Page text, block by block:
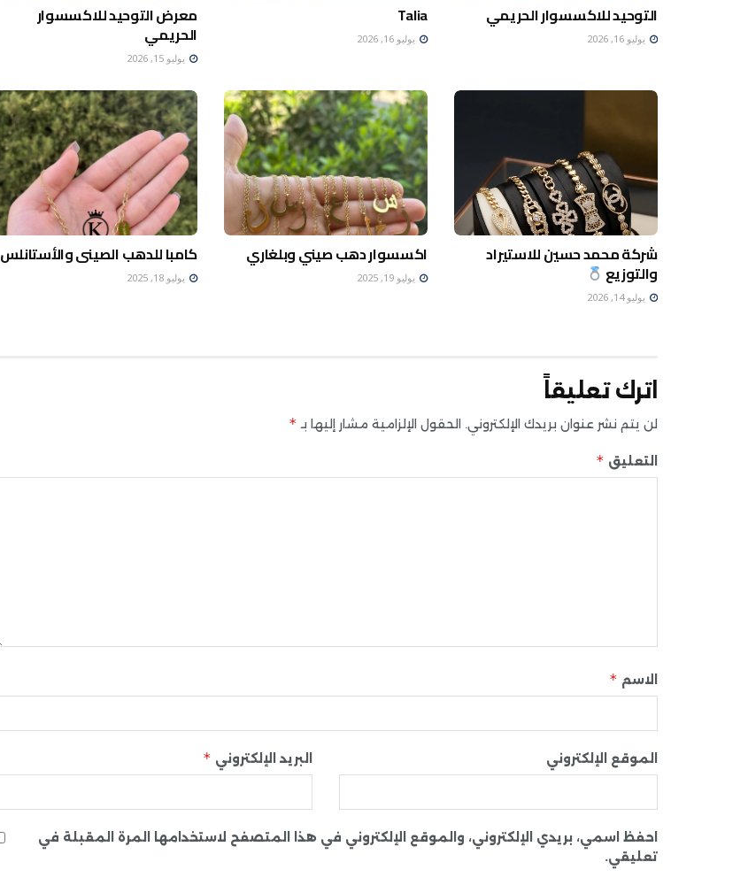
التوحيد للاكسسوار الحريمي
يوليو 16, 2026
Talia
يوليو 16, 2026
معرض التوحيد للاكسسوار
الحريمي
يوليو 15, 2026
شركة محمد حسين للاستيراد
والتوزيع
يوليو 14, 2026
اكسسوار دهب صيني وبلغاري
يوليو 19, 2025
كامبا للدهب الصينى والأستانلس
يوليو 18, 2025
اترك تعليقاً
لن يتم نشر عنوان بريدك الإلكتروني. الحقول الإلزامية مشار إليها بـ *
التعليق *
الاسم *
البريد الإلكتروني * الموقع الإلكتروني
احفظ اسمي، بريدي الإلكتروني، والموقع الإلكتروني في هذا المتصفح لاستخدامها المرة المقبلة في
تعليقي.